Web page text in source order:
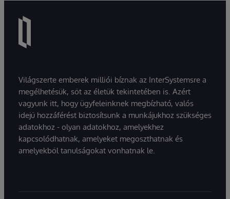
Világszerte emberek milliói bíznak az InterSystemsre a
megélhetésük, sőt az életük tekintetében is. Azért
vagyunk itt, hogy ügyfeleinknek megbízható, valós
idejű hozzáférést biztosítsunk a munkájukhoz szükséges
adatokhoz - olyan adatokhoz, amelyekhez
kapcsolódhatnak, amelyeket megoszthatnak és
amelyekből tanulságokat vonhatnak le.